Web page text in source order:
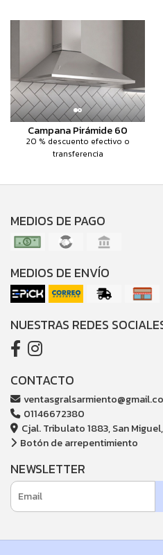
Campana Pirámide 60
20 % descuento efectivo o
transferencia
MEDIOS DE PAGO
MEDIOS DE ENVÍO
NUESTRAS REDES
CONTACTO
01146672380
Cjal. Tribulato 1883, San
Botón de arrepentimiento
NEWSLETTER